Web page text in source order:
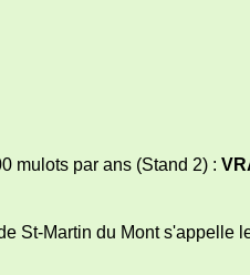
mulots par ans (Stand 2) :
St-Martin du Mont s'appelle